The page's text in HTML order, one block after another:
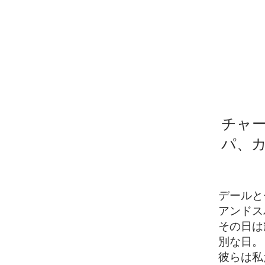
チャ
パ、
デール
アンド
その日
別な日。
彼らは